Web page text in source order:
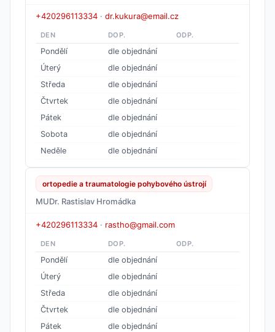
+420296113334 · dr.kukura@email.cz
DEN DOP. ODP.
Pondělí
dle objednání
Úterý
dle objednání
Středa
dle objednání
Čtvrtek
dle objednání
Pátek
dle objednání
Sobota
dle objednání
Neděle
dle objednání
ortopedie a traumatologie pohybového ústrojí
MUDr. Rastislav Hromádka
+420296113334 · rastho@gmail.com
DEN DOP. ODP.
Pondělí
dle objednání
Úterý
dle objednání
Středa
dle objednání
Čtvrtek
dle objednání
Pátek
dle objednání